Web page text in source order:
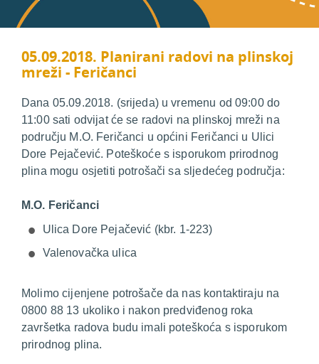
05.09.2018. Planirani radovi na plinskoj
mreži - Feričanci
Dana 05.09.2018. (srijeda) u vremenu od 09:00 do
11:00 sati odvijat će se radovi na plinskoj mreži na
području M.O. Feričanci u općini Feričanci u Ulici
Dore Pejačević. Poteškoće s isporukom prirodnog
plina mogu osjetiti potrošači sa sljedećeg područja:
M.O. Feričanci
Ulica Dore Pejačević (kbr. 1-223)
Valenovačka ulica
Molimo cijenjene potrošače da nas kontaktiraju na
0800 88 13 ukoliko i nakon predviđenog roka
završetka radova budu imali poteškoća s isporukom
prirodnog plina.